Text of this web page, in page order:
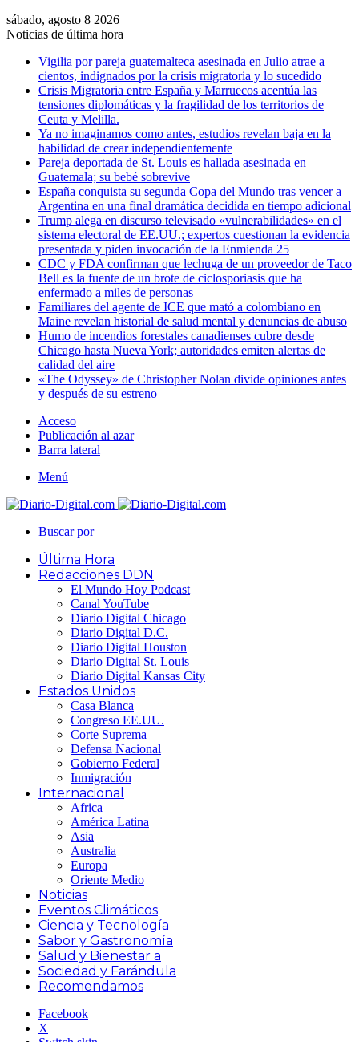
sábado, agosto 8 2026
Noticias de última hora
Vigilia por pareja guatemalteca asesinada en Julio atrae a
cientos, indignados por la crisis migratoria y lo sucedido
Crisis Migratoria entre España y Marruecos acentúa las
tensiones diplomáticas y la fragilidad de los territorios de
Ceuta y Melilla.
Ya no imaginamos como antes, estudios revelan baja en la
habilidad de crear independientemente
Pareja deportada de St. Louis es hallada asesinada en
Guatemala; su bebé sobrevive
España conquista su segunda Copa del Mundo tras vencer a
Argentina en una final dramática decidida en tiempo adicional
Trump alega en discurso televisado «vulnerabilidades» en el
sistema electoral de EE.UU.; expertos cuestionan la evidencia
presentada y piden invocación de la Enmienda 25
CDC y FDA confirman que lechuga de un proveedor de Taco
Bell es la fuente de un brote de ciclosporiasis que ha
enfermado a miles de personas
Familiares del agente de ICE que mató a colombiano en
Maine revelan historial de salud mental y denuncias de abuso
Humo de incendios forestales canadienses cubre desde
Chicago hasta Nueva York; autoridades emiten alertas de
calidad del aire
«The Odyssey» de Christopher Nolan divide opiniones antes
y después de su estreno
Acceso
Publicación al azar
Barra lateral
Menú
Buscar por
Última Hora
Redacciones DDN
El Mundo Hoy Podcast
Canal YouTube
Diario Digital Chicago
Diario Digital D.C.
Diario Digital Houston
Diario Digital St. Louis
Diario Digital Kansas City
Estados Unidos
Casa Blanca
Congreso EE.UU.
Corte Suprema
Defensa Nacional
Gobierno Federal
Inmigración
Internacional
Africa
América Latina
Asia
Australia
Europa
Oriente Medio
Noticias
Eventos Climáticos
Ciencia y Tecnología
Sabor y Gastronomía
Salud y Bienestar a
Sociedad y Farándula
Recomendamos
Facebook
X